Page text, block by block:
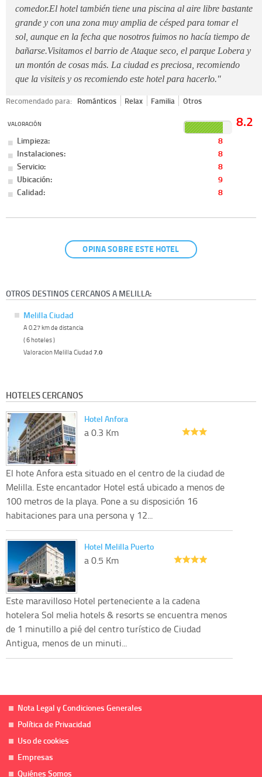
comedor.El hotel también tiene una piscina al aire libre bastante
grande y con una zona muy amplia de césped para tomar el
sol, aunque en la fecha que nosotros fuimos no hacía tiempo de
bañarse.Visitamos el barrio de Ataque seco, el parque Lobera y
un montón de cosas más. La ciudad es preciosa, recomiendo
que la visiteis y os recomiendo este hotel para hacerlo."
Recomendado para: Románticos Relax Familia Otros
VALORACIÓN 8.2
Limpieza:
8
Instalaciones:
8
Servicio:
8
Ubicación:
9
Calidad:
8
OPINA SOBRE ESTE HOTEL
OTROS DESTINOS CERCANOS A MELILLA:
Melilla Ciudad
A 0.27 km de distancia
( 6 hoteles )
Valoracion Melilla Ciudad 7.0
HOTELES CERCANOS
Hotel Anfora
a 0.3 Km
El hote Anfora esta situado en el centro de la ciudad de
Melilla. Este encantador Hotel está ubicado a menos de
100 metros de la playa. Pone a su disposición 16
habitaciones para una persona y 12...
Hotel Melilla Puerto
a 0.5 Km
Este maravilloso Hotel perteneciente a la cadena
hotelera Sol melia hotels & resorts se encuentra menos
de 1 minutillo a pié del centro turístico de Ciudad
Antigua, menos de un minuti...
Nota Legal y Condiciones Generales
Política de Privacidad
Uso de cookies
Empresas
Quiénes Somos